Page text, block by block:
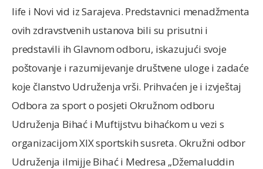
life i Novi vid iz Sarajeva. Predstavnici menadžmenta
ovih zdravstvenih ustanova bili su prisutni i
predstavili ih Glavnom odboru, iskazujući svoje
poštovanje i razumijevanje društvene uloge i zadaće
koje članstvo Udruženja vrši. Prihvaćen je i izvještaj
Odbora za sport o posjeti Okružnom odboru
Udruženja Bihać i Muftijstvu bihaćkom u vezi s
organizacijom XIX sportskih susreta. Okružni odbor
Udruženja ilmijje Bihać i Medresa „Džemaluddin